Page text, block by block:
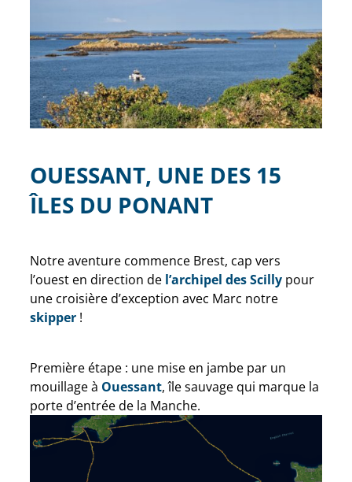
OUESSANT, UNE DES 15
ÎLES DU PONANT
Notre aventure commence Brest, cap vers
l’ouest en direction de l’archipel des Scilly pour
une croisière d’exception avec Marc notre
skipper !
Première étape : une mise en jambe par un
mouillage à Ouessant, île sauvage qui marque la
porte d’entrée de la Manche.